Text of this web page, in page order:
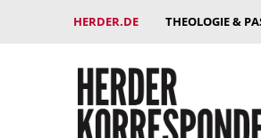
HERDER.DE THEOLOGIE &